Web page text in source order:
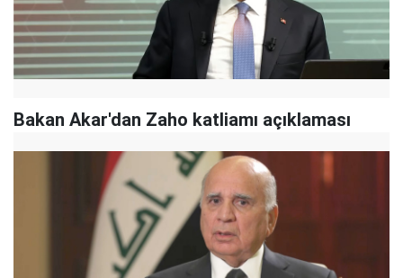
Bakan Akar'dan Zaho katliamı açıklaması